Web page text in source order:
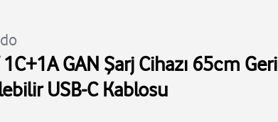
GAN Şarj Cihazı 65cm Geri
USB-C Kablosu